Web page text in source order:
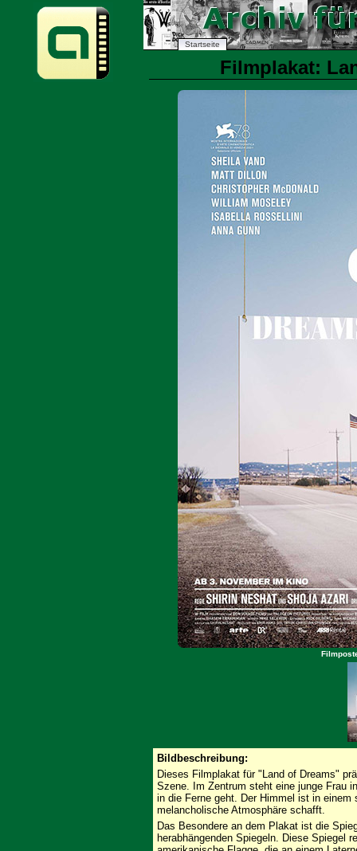
Startseite
Filmplakat:
Bildbeschreibung:
Dieses Filmplakat für "Land of Dreams"
Szene. Im Zentrum steht eine junge Frau
in die Ferne geht. Der Himmel ist in
melancholische Atmosphäre schafft.
Das Besondere an dem Plakat ist die
herabhängenden Spiegeln. Diese Spiegel